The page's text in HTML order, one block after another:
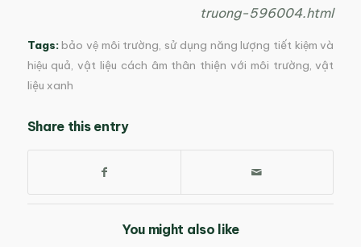
truong-596004.html
Tags: bảo vệ môi trường, sử dụng năng lượng tiết kiệm và
hiệu quả,vật liệu cách âm thân thiện với môi trường,vật
liệu xanh
Share this entry
You might also like